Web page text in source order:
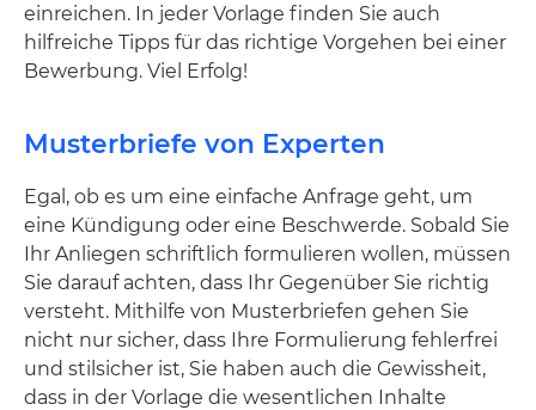
einreichen. In jeder Vorlage finden Sie auch
hilfreiche Tipps für das richtige Vorgehen bei einer
Bewerbung. Viel Erfolg!
Musterbriefe von Experten
Egal, ob es um eine einfache Anfrage geht, um
eine Kündigung oder eine Beschwerde. Sobald Sie
Ihr Anliegen schriftlich formulieren wollen, müssen
Sie darauf achten, dass Ihr Gegenüber Sie richtig
versteht. Mithilfe von Musterbriefen gehen Sie
nicht nur sicher, dass Ihre Formulierung fehlerfrei
und stilsicher ist, Sie haben auch die Gewissheit,
dass in der Vorlage die wesentlichen Inhalte